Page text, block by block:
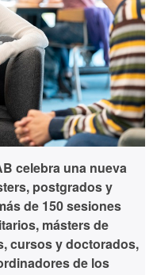
celebra una nueva
postgrados y
de 150 sesiones
másters de
cursos y doctorados,
de los